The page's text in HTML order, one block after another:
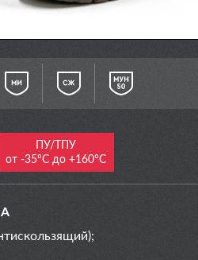
ПУ/ТПУ
от -35°С до +160°С